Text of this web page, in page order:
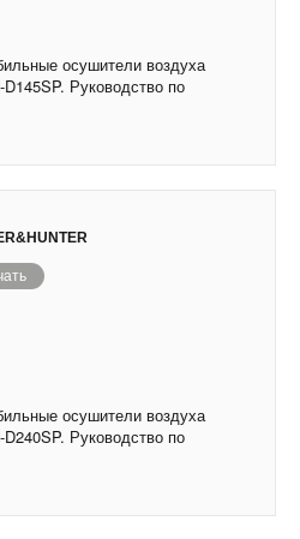
осушители воздуха
Руководство по
осушители воздуха
Руководство по